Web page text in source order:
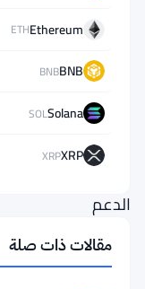
يحاول
الدفاع
مستويات
الدعم
المحلية
المتبقية.
Ethereum
ETH
BNB
BNB
Solana
SOL
XRP
XRP
مقالات ذات صلة